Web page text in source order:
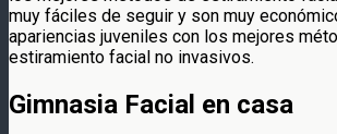
muy fáciles de seguir y son muy
apariencias juveniles con los mejores
estiramiento facial no invasivos.
Gimnasia Facial en casa